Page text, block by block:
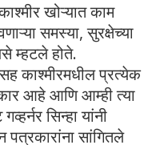
खोऱ्यात काम
समस्या, सुरक्षेच्या
म्हटले होते.
काश्मीरमधील प्रत्येक
आहे आणि आम्ही त्या
सिन्हा यांनी
पत्रकारांना सांगितले